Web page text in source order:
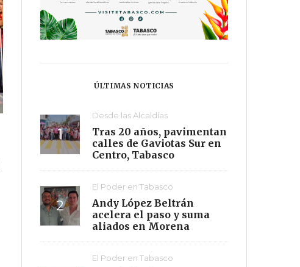
ÚLTIMAS NOTICIAS
Desde las Alcaldías
Tras 20 años, pavimentan
calles de Gaviotas Sur en
Centro, Tabasco
El Poder en Tabasco
Andy López Beltrán
acelera el paso y suma
aliados en Morena
El Poder en Tabasco